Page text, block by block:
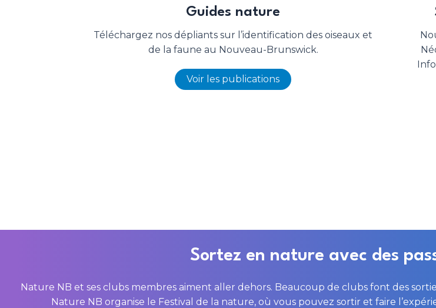
Guides nature
Téléchargez nos dépliants sur l’identification des oiseaux et
de la faune au Nouveau-Brunswick.
Voir les publications
Sortez en nature avec des
Nature NB et ses clubs membres aiment aller dehors. Beaucoup de clubs font des
Nature NB organise le Festival de la nature, où vous pouvez sortir et faire